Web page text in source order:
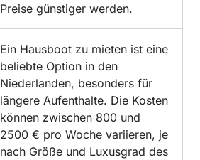
Preise günstiger werden.
Ein Hausboot zu mieten ist eine
beliebte Option in den
Niederlanden, besonders für
längere Aufenthalte. Die Kosten
können zwischen 800 und
2500 € pro Woche variieren, je
nach Größe und Luxusgrad des